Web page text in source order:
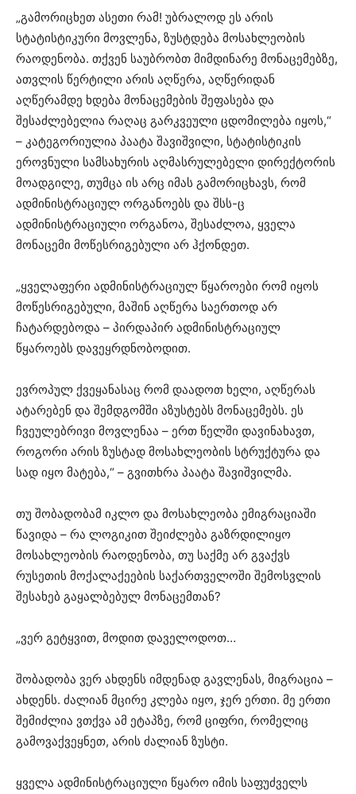
„გამორიცხეთ ასეთი რამ! უბრალოდ ეს არის
სტატისტიკური მოვლენა, ზუსტდება მოსახლეობის
რაოდენობა. თქვენ საუბრობთ მიმდინარე მონაცემებზე,
ათვლის წერტილი არის აღწერა, აღწერიდან
აღწერამდე ხდება მონაცემების შეფასება და
შესაძლებელია რაღაც გარკვეული ცდომილება იყოს,“
– კატეგორიულია პაატა შავიშვილი, სტატისტიკის
ეროვნული სამსახურის აღმასრულებელი დირექტორის
მოადგილე, თუმცა ის არც იმას გამორიცხავს, რომ
ადმინისტრაციულ ორგანოებს და შსს-ც
ადმინისტრაციული ორგანოა, შესაძლოა, ყველა
მონაცემი მოწესრიგებული არ ჰქონდეთ.
„ყველაფერი ადმინისტრაციულ წყაროები რომ იყოს
მოწესრიგებული, მაშინ აღწერა საერთოდ არ
ჩატარდებოდა – პირდაპირ ადმინისტრაციულ
წყაროებს დავეყრდნობოდით.
ევროპულ ქვეყანასაც რომ დაადოთ ხელი, აღწერას
ატარებენ და შემდგომში აზუსტებს მონაცემებს. ეს
ჩვეულებრივი მოვლენაა – ერთ წელში დავინახავთ,
როგორი არის ზუსტად მოსახლეობის სტრუქტურა და
სად იყო მატება,“ – გვითხრა პაატა შავიშვილმა.
თუ შობადობამ იკლო და მოსახლეობა ემიგრაციაში
წავიდა – რა ლოგიკით შეიძლება გაზრდილიყო
მოსახლეობის რაოდენობა, თუ საქმე არ გვაქვს
რუსეთის მოქალაქეების საქართველოში შემოსვლის
შესახებ გაყალბებულ მონაცემთან?
„ვერ გეტყვით, მოდით დაველოდოთ…
შობადობა ვერ ახდენს იმდენად გავლენას, მიგრაცია –
ახდენს. ძალიან მცირე კლება იყო, ჯერ ერთი. მე ერთი
შემიძლია ვთქვა ამ ეტაპზე, რომ ციფრი, რომელიც
გამოვაქვეყნეთ, არის ძალიან ზუსტი.
ყველა ადმინისტრაციული წყარო იმის საფუძველს